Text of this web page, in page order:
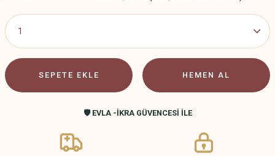
SEPETE EKLE HEMEN AL
🛡️ EVLA -İKRA GÜVENCESİ İLE